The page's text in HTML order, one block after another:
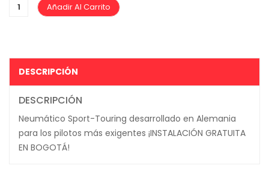
Añadir Al Carrito
DESCRIPCIÓN
DESCRIPCIÓN
Neumático Sport-Touring desarrollado en Alemania
para los pilotos más exigentes ¡INSTALACIÓN GRATUITA
EN BOGOTÁ!